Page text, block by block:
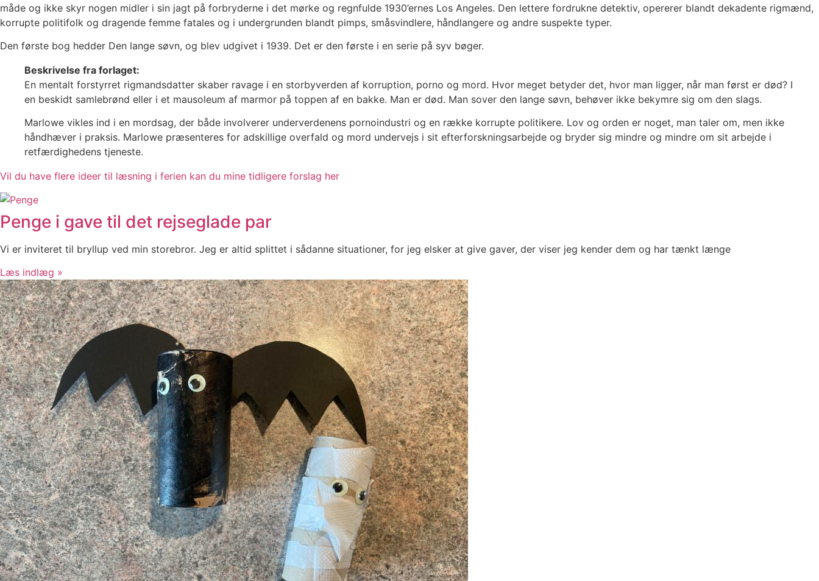
måde og ikke skyr nogen midler i sin jagt på forbryderne i det mørke og regnfulde 1930’ernes Los Angeles. Den lettere fordrukne detektiv, opererer blandt dekadente rigmænd,
korrupte politifolk og dragende femme fatales og i undergrunden blandt pimps, småsvindlere, håndlangere og andre suspekte typer.
Den første bog hedder Den lange søvn, og blev udgivet i 1939. Det er den første i en serie på syv bøger.
Beskrivelse fra forlaget:
En mentalt forstyrret rigmandsdatter skaber ravage i en storbyverden af korruption, porno og mord. Hvor meget betyder det, hvor man ligger, når man først er død? I
en beskidt samlebrønd eller i et mausoleum af marmor på toppen af en bakke. Man er død. Man sover den lange søvn, behøver ikke bekymre sig om den slags.
Marlowe vikles ind i en mordsag, der både involverer underverdenens pornoindustri og en række korrupte politikere. Lov og orden er noget, man taler om, men ikke
håndhæver i praksis. Marlowe præsenteres for adskillige overfald og mord undervejs i sit efterforskningsarbejde og bryder sig mindre og mindre om sit arbejde i
retfærdighedens tjeneste.
Vil du have flere ideer til læsning i ferien kan du mine tidligere forslag her
Penge i gave til det rejseglade par
Vi er inviteret til bryllup ved min storebror. Jeg er altid splittet i sådanne situationer, for jeg elsker at give gaver, der viser jeg kender dem og har tænkt længe
Læs indlæg »